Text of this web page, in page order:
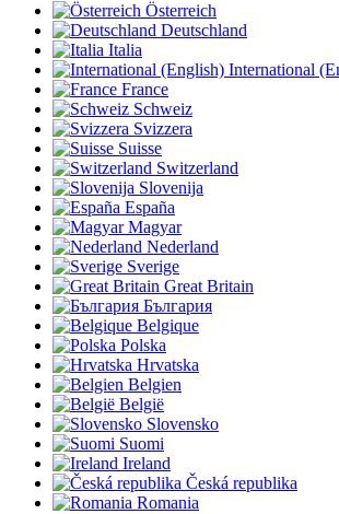
Österreich
Deutschland
Italia
International
France
Schweiz
Svizzera
Suisse
Switzerland
Slovenija
España
Magyar
Nederland
Sverige
Great Britain
България
Belgique
Polska
Hrvatska
Belgien
België
Slovensko
Suomi
Ireland
Česká republika
Romania